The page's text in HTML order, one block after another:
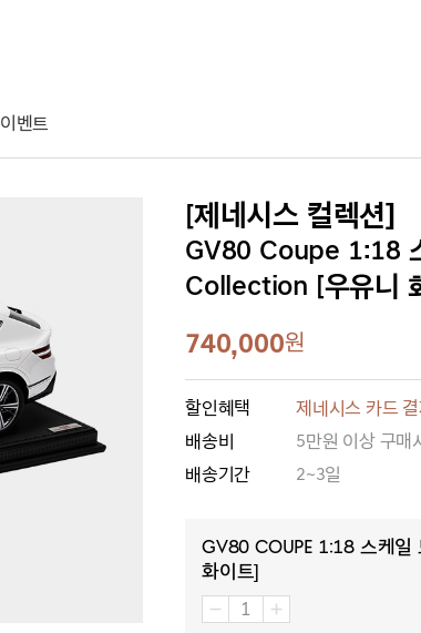
이벤트
[제네시스 컬렉션]
GV80 Coupe 1:18
Collection [우유니
740,000원
할인혜택
제네시스 카드
배송비
5만원 이상 구매
배송기간
2~3일
GV80 Coupe 1:18 스케
화이트]